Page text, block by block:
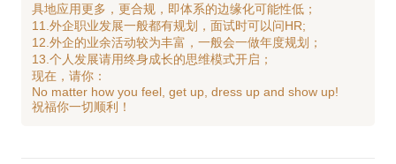
具地应用更多，更合规，即体系的边缘化可能性低；
11.外企职业发展一般都有规划，面试时可以问HR;
12.外企的业余活动较为丰富，一般会一做年度规划；
13.个人发展请用终身成长的思维模式开启；
现在，请你：
No matter how you feel, get up, dress up and show up!